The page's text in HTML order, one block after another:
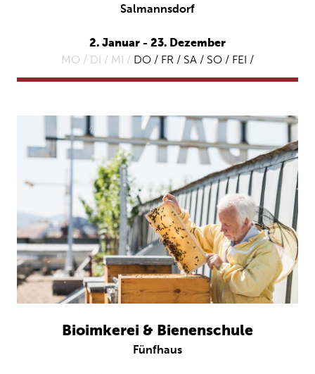
Salmannsdorf
2. Januar - 23. Dezember
MO / DI / MI / DO / FR / SA / SO / FEI /
Bioimkerei & Bienenschule
Fünfhaus